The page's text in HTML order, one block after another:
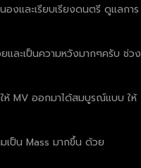
งและเรียบเรียงดนตรี ดูแลการ
และเป็นความหวังมากๆครับ ช่วง
ให้ MV ออกมาได้สมบูรณ์แบบ ให้
เป็น Mass มากขึ้น ด้วย